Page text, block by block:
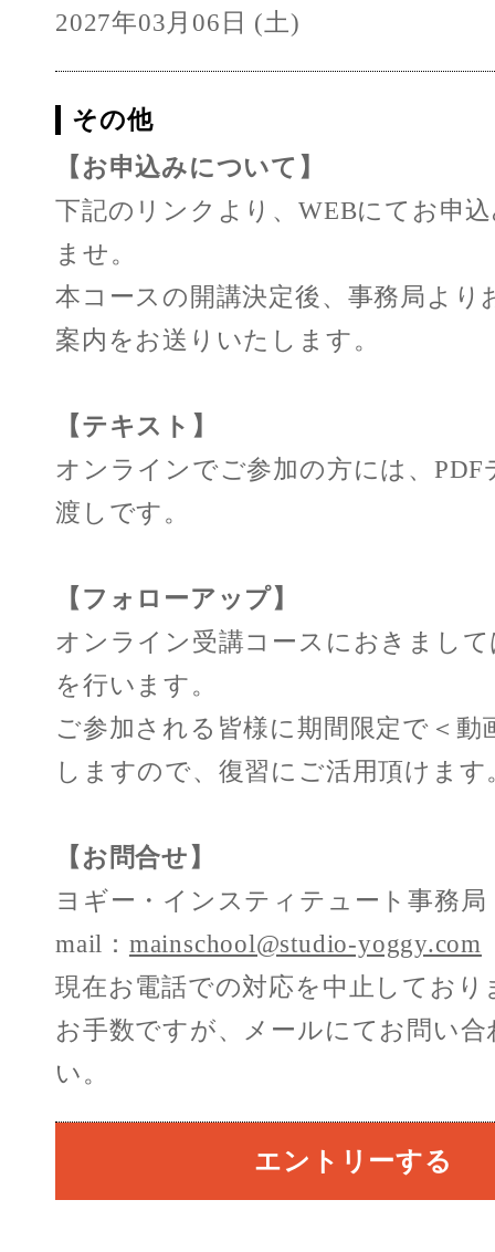
2027年03月06日 (土)
その他
【お申込みについて】
下記のリンクより、WEBにてお申
ませ。
本コースの開講決定後、事務局より
案内をお送りいたします。
【テキスト】
オンラインでご参加の方には、PDF
渡しです。
【フォローアップ】
オンライン受講コースにおきまし
を行います。
ご参加される皆様に期間限定で＜動
しますので、復習にご活用頂けます
【お問合せ】
ヨギー・インスティテュート事務局
mail： mainschool@studio-yoggy.com
現在お電話での対応を中止しており
お手数ですが、メールにてお問い
い。
エントリーする